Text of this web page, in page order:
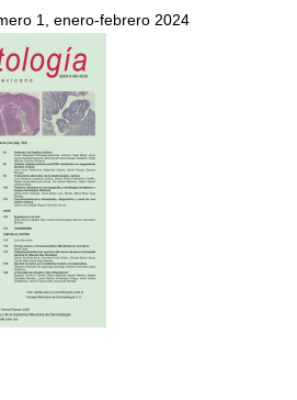
1, enero-febrero 2024